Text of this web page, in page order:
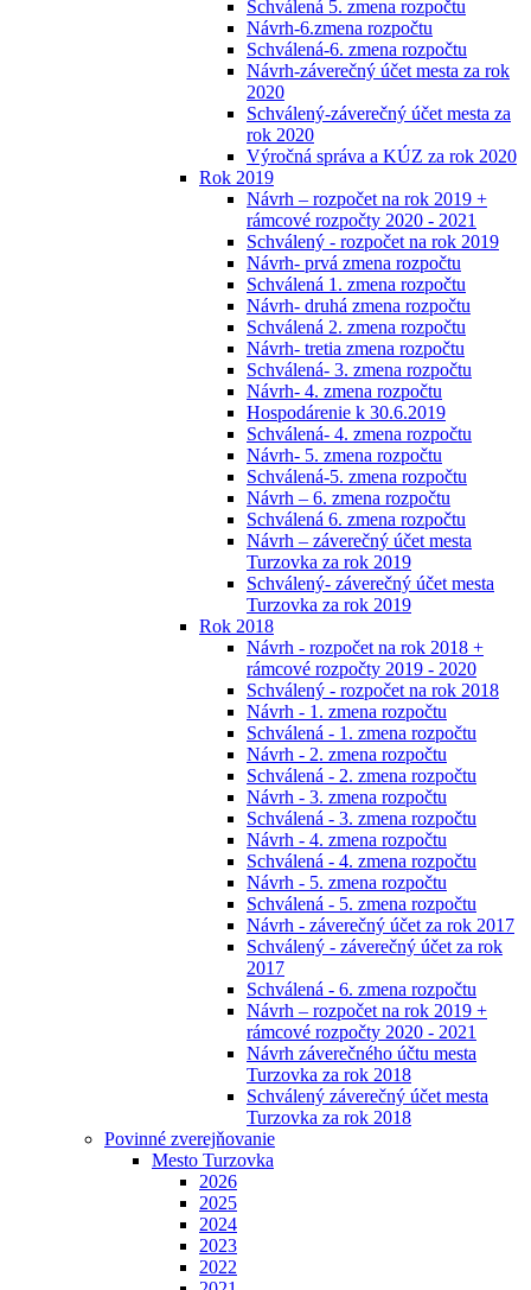
Schválená 5. zmena rozpočtu
Návrh-6.zmena rozpočtu
Schválená-6. zmena rozpočtu
Návrh-záverečný účet mesta za rok
2020
Schválený-záverečný účet mesta za
rok 2020
Výročná správa a KÚZ za rok 2020
Rok 2019
Návrh – rozpočet na rok 2019 +
rámcové rozpočty 2020 - 2021
Schválený - rozpočet na rok 2019
Návrh- prvá zmena rozpočtu
Schválená 1. zmena rozpočtu
Návrh- druhá zmena rozpočtu
Schválená 2. zmena rozpočtu
Návrh- tretia zmena rozpočtu
Schválená- 3. zmena rozpočtu
Návrh- 4. zmena rozpočtu
Hospodárenie k 30.6.2019
Schválená- 4. zmena rozpočtu
Návrh- 5. zmena rozpočtu
Schválená-5. zmena rozpočtu
Návrh – 6. zmena rozpočtu
Schválená 6. zmena rozpočtu
Návrh – záverečný účet mesta
Turzovka za rok 2019
Schválený- záverečný účet mesta
Turzovka za rok 2019
Rok 2018
Návrh - rozpočet na rok 2018 +
rámcové rozpočty 2019 - 2020
Schválený - rozpočet na rok 2018
Návrh - 1. zmena rozpočtu
Schválená - 1. zmena rozpočtu
Návrh - 2. zmena rozpočtu
Schválená - 2. zmena rozpočtu
Návrh - 3. zmena rozpočtu
Schválená - 3. zmena rozpočtu
Návrh - 4. zmena rozpočtu
Schválená - 4. zmena rozpočtu
Návrh - 5. zmena rozpočtu
Schválená - 5. zmena rozpočtu
Návrh - záverečný účet za rok 2017
Schválený - záverečný účet za rok
2017
Schválená - 6. zmena rozpočtu
Návrh – rozpočet na rok 2019 +
rámcové rozpočty 2020 - 2021
Návrh záverečného účtu mesta
Turzovka za rok 2018
Schválený záverečný účet mesta
Turzovka za rok 2018
Povinné zverejňovanie
Mesto Turzovka
2026
2025
2024
2023
2022